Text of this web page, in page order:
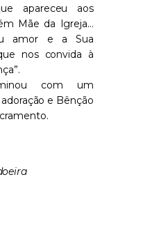
apareceu aos
Mãe da Igreja…
amor e a Sua
nos convida à
com um
e Bênção